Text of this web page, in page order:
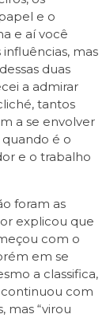
e o
e aí você
mas
duas
a admirar
tantos
a se envolver
é o
e o trabalho
foram as
explicou que
com o
em se
a classifica,
continuou com
mas “virou